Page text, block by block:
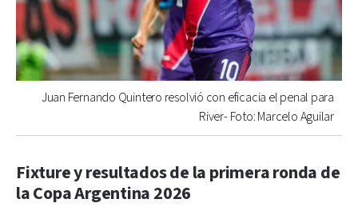
Juan Fernando Quintero resolvió con eficacia el penal para
River- Foto: Marcelo Aguilar
Fixture y resultados de la primera ronda de
la Copa Argentina 2026